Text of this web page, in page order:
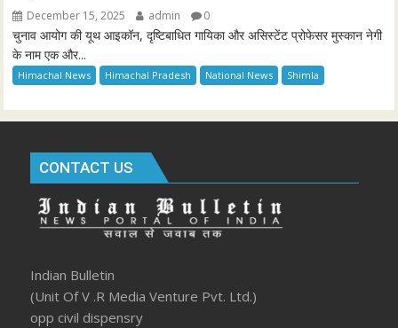
December 15, 2025 admin 0
चुनाव आयोग की यूथ आइकॉन, दृष्टिबाधित गायिका और असिस्टेंट प्रोफेसर मुस्कान नेगी
के नाम एक और...
Himachal News Himachal Pradesh National News Shimla
CONTACT US
Indian Bulletin
(Unit Of V .R Media Venture Pvt. Ltd.)
opp civil dispensry